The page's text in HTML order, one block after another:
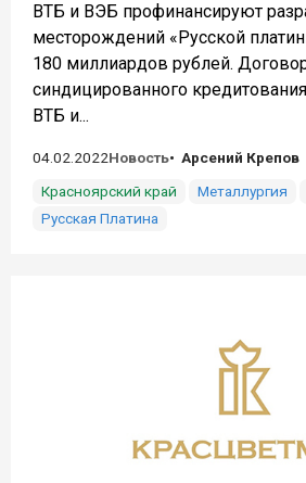
ВТБ и ВЭБ профинансируют
месторождений «Русской
180 миллиардов рублей.
синдицированного
ВТБ и...
04.02.2022Новость
Арсений Крепов
Красноярский край
Металлургия
Русская Платина